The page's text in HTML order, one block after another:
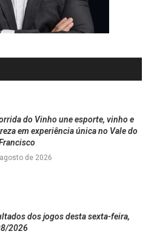
do Vinho une esporte, vinho e
em experiência única no Vale do
de 2026
dos jogos desta sexta-feira,
2026